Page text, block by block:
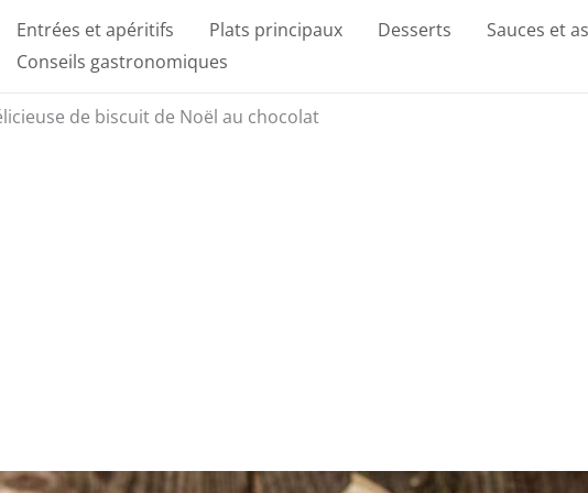
Entrées et apéritifs Plats principaux Desserts Sauces et
Conseils gastronomiques
de biscuit de Noël au chocolat